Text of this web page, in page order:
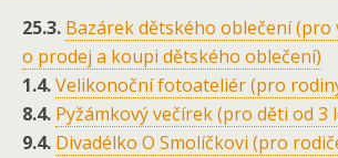
25.3. Bazárek dětského oblečení (pro
o prodej a koupi dětského oblečení)
1.4.Velikonoční fotoateliér (pro
8.4. Pyžámkový večírek (pro děti od 3
9.4. Divadélko O Smolíčkovi (pro